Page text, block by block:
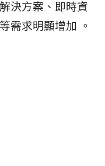
決方案、即時資
需求明顯增加 。